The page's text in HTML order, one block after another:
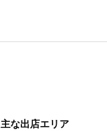
主な出店エリア